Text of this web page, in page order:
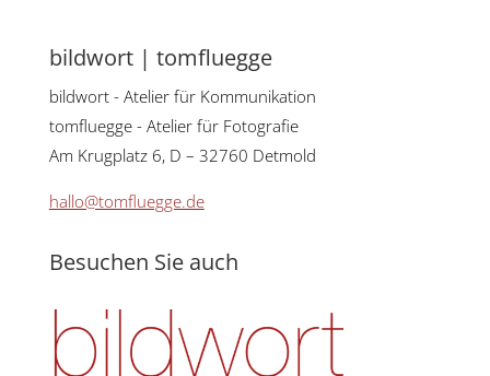
bildwort | tomfluegge
bildwort - Atelier für Kommunikation
tomfluegge - Atelier für Fotografie
Am Krugplatz 6, D – 32760 Detmold
hallo@tomfluegge.de
Besuchen Sie auch